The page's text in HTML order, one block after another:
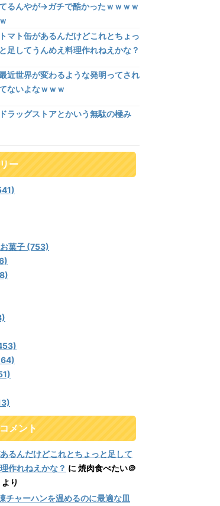
るんやが→ガチで酷かったｗｗｗｗ
ｗ
トマト缶があるんだけどこれとちょっ
と足してうんめえ料理作れねえかな？
近世界が変わるような発明ってされ
ないよなｗｗｗ
ドラッグストアとかいう無駄の極み
ー
菓子 (753)
メント
るんだけどこれとちょっと足して
作れねえかな？ に 焼肉食べたい＠
より
チャーハンを温めるのに最適な皿